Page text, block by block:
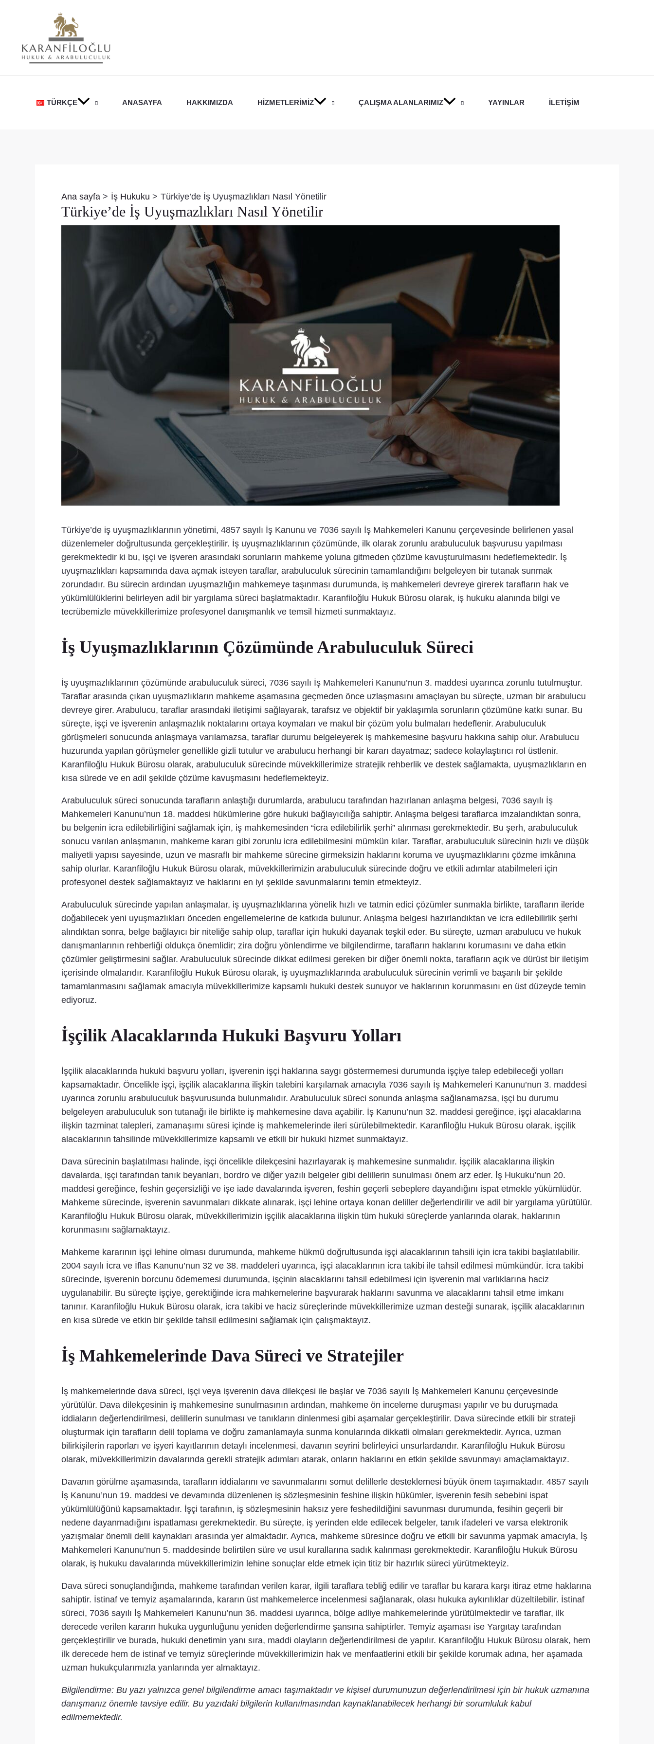
TÜRKÇE ANASAYFA HAKKIMIZDA HIZMETLERIMIZ ÇALIŞMA ALANLARIMIZ YAYINLAR İLETIŞIM
Ana sayfa İş Hukuku Türkiye’de İş Uyuşmazlıkları Nasıl Yönetilir
Türkiye’de İş Uyuşmazlıkları Nasıl Yönetilir
Türkiye’de iş uyuşmazlıklarının yönetimi, 4857 sayılı İş Kanunu ve 7036 sayılı İş Mahkemeleri Kanunu çerçevesinde belirlenen yasal
düzenlemeler doğrultusunda gerçekleştirilir. İş uyuşmazlıklarının çözümünde, ilk olarak zorunlu arabuluculuk başvurusu yapılması
gerekmektedir ki bu, işçi ve işveren arasındaki sorunların mahkeme yoluna gitmeden çözüme kavuşturulmasını hedeflemektedir. İş
uyuşmazlıkları kapsamında dava açmak isteyen taraflar, arabuluculuk sürecinin tamamlandığını belgeleyen bir tutanak sunmak
zorundadır. Bu sürecin ardından uyuşmazlığın mahkemeye taşınması durumunda, iş mahkemeleri devreye girerek tarafların hak ve
yükümlülüklerini belirleyen adil bir yargılama süreci başlatmaktadır. Karanfiloğlu Hukuk Bürosu olarak, iş hukuku alanında bilgi ve
tecrübemizle müvekkillerimize profesyonel danışmanlık ve temsil hizmeti sunmaktayız.
İş Uyuşmazlıklarının Çözümünde Arabuluculuk Süreci
İş uyuşmazlıklarının çözümünde arabuluculuk süreci, 7036 sayılı İş Mahkemeleri Kanunu’nun 3. maddesi uyarınca zorunlu tutulmuştur.
Taraflar arasında çıkan uyuşmazlıkların mahkeme aşamasına geçmeden önce uzlaşmasını amaçlayan bu süreçte, uzman bir arabulucu
devreye girer. Arabulucu, taraflar arasındaki iletişimi sağlayarak, tarafsız ve objektif bir yaklaşımla sorunların çözümüne katkı sunar. Bu
süreçte, işçi ve işverenin anlaşmazlık noktalarını ortaya koymaları ve makul bir çözüm yolu bulmaları hedeflenir. Arabuluculuk
görüşmeleri sonucunda anlaşmaya varılamazsa, taraflar durumu belgeleyerek iş mahkemesine başvuru hakkına sahip olur. Arabulucu
huzurunda yapılan görüşmeler genellikle gizli tutulur ve arabulucu herhangi bir kararı dayatmaz; sadece kolaylaştırıcı rol üstlenir.
Karanfiloğlu Hukuk Bürosu olarak, arabuluculuk sürecinde müvekkillerimize stratejik rehberlik ve destek sağlamakta, uyuşmazlıkların en
kısa sürede ve en adil şekilde çözüme kavuşmasını hedeflemekteyiz.
Arabuluculuk süreci sonucunda tarafların anlaştığı durumlarda, arabulucu tarafından hazırlanan anlaşma belgesi, 7036 sayılı İş
Mahkemeleri Kanunu’nun 18. maddesi hükümlerine göre hukuki bağlayıcılığa sahiptir. Anlaşma belgesi taraflarca imzalandıktan sonra,
bu belgenin icra edilebilirliğini sağlamak için, iş mahkemesinden “icra edilebilirlik şerhi” alınması gerekmektedir. Bu şerh, arabuluculuk
sonucu varılan anlaşmanın, mahkeme kararı gibi zorunlu icra edilebilmesini mümkün kılar. Taraflar, arabuluculuk sürecinin hızlı ve düşük
maliyetli yapısı sayesinde, uzun ve masraflı bir mahkeme sürecine girmeksizin haklarını koruma ve uyuşmazlıklarını çözme imkânına
sahip olurlar. Karanfiloğlu Hukuk Bürosu olarak, müvekkillerimizin arabuluculuk sürecinde doğru ve etkili adımlar atabilmeleri için
profesyonel destek sağlamaktayız ve haklarını en iyi şekilde savunmalarını temin etmekteyiz.
Arabuluculuk sürecinde yapılan anlaşmalar, iş uyuşmazlıklarına yönelik hızlı ve tatmin edici çözümler sunmakla birlikte, tarafların ileride
doğabilecek yeni uyuşmazlıkları önceden engellemelerine de katkıda bulunur. Anlaşma belgesi hazırlandıktan ve icra edilebilirlik şerhi
alındıktan sonra, belge bağlayıcı bir niteliğe sahip olup, taraflar için hukuki dayanak teşkil eder. Bu süreçte, uzman arabulucu ve hukuk
danışmanlarının rehberliği oldukça önemlidir; zira doğru yönlendirme ve bilgilendirme, tarafların haklarını korumasını ve daha etkin
çözümler geliştirmesini sağlar. Arabuluculuk sürecinde dikkat edilmesi gereken bir diğer önemli nokta, tarafların açık ve dürüst bir iletişim
içerisinde olmalarıdır. Karanfiloğlu Hukuk Bürosu olarak, iş uyuşmazlıklarında arabuluculuk sürecinin verimli ve başarılı bir şekilde
tamamlanmasını sağlamak amacıyla müvekkillerimize kapsamlı hukuki destek sunuyor ve haklarının korunmasını en üst düzeyde temin
ediyoruz.
İşçilik Alacaklarında Hukuki Başvuru Yolları
İşçilik alacaklarında hukuki başvuru yolları, işverenin işçi haklarına saygı göstermemesi durumunda işçiye talep edebileceği yolları
kapsamaktadır. Öncelikle işçi, işçilik alacaklarına ilişkin talebini karşılamak amacıyla 7036 sayılı İş Mahkemeleri Kanunu’nun 3. maddesi
uyarınca zorunlu arabuluculuk başvurusunda bulunmalıdır. Arabuluculuk süreci sonunda anlaşma sağlanamazsa, işçi bu durumu
belgeleyen arabuluculuk son tutanağı ile birlikte iş mahkemesine dava açabilir. İş Kanunu’nun 32. maddesi gereğince, işçi alacaklarına
ilişkin tazminat talepleri, zamanaşımı süresi içinde iş mahkemelerinde ileri sürülebilmektedir. Karanfiloğlu Hukuk Bürosu olarak, işçilik
alacaklarının tahsilinde müvekkillerimize kapsamlı ve etkili bir hukuki hizmet sunmaktayız.
Dava sürecinin başlatılması halinde, işçi öncelikle dilekçesini hazırlayarak iş mahkemesine sunmalıdır. İşçilik alacaklarına ilişkin
davalarda, işçi tarafından tanık beyanları, bordro ve diğer yazılı belgeler gibi delillerin sunulması önem arz eder. İş Hukuku’nun 20.
maddesi gereğince, feshin geçersizliği ve işe iade davalarında işveren, feshin geçerli sebeplere dayandığını ispat etmekle yükümlüdür.
Mahkeme sürecinde, işverenin savunmaları dikkate alınarak, işçi lehine ortaya konan deliller değerlendirilir ve adil bir yargılama yürütülür.
Karanfiloğlu Hukuk Bürosu olarak, müvekkillerimizin işçilik alacaklarına ilişkin tüm hukuki süreçlerde yanlarında olarak, haklarının
korunmasını sağlamaktayız.
Mahkeme kararının işçi lehine olması durumunda, mahkeme hükmü doğrultusunda işçi alacaklarının tahsili için icra takibi başlatılabilir.
2004 sayılı İcra ve İflas Kanunu’nun 32 ve 38. maddeleri uyarınca, işçi alacaklarının icra takibi ile tahsil edilmesi mümkündür. İcra takibi
sürecinde, işverenin borcunu ödememesi durumunda, işçinin alacaklarını tahsil edebilmesi için işverenin mal varlıklarına haciz
uygulanabilir. Bu süreçte işçiye, gerektiğinde icra mahkemelerine başvurarak haklarını savunma ve alacaklarını tahsil etme imkanı
tanınır. Karanfiloğlu Hukuk Bürosu olarak, icra takibi ve haciz süreçlerinde müvekkillerimize uzman desteği sunarak, işçilik alacaklarının
en kısa sürede ve etkin bir şekilde tahsil edilmesini sağlamak için çalışmaktayız.
İş Mahkemelerinde Dava Süreci ve Stratejiler
İş mahkemelerinde dava süreci, işçi veya işverenin dava dilekçesi ile başlar ve 7036 sayılı İş Mahkemeleri Kanunu çerçevesinde
yürütülür. Dava dilekçesinin iş mahkemesine sunulmasının ardından, mahkeme ön inceleme duruşması yapılır ve bu duruşmada
iddiaların değerlendirilmesi, delillerin sunulması ve tanıkların dinlenmesi gibi aşamalar gerçekleştirilir. Dava sürecinde etkili bir strateji
oluşturmak için tarafların delil toplama ve doğru zamanlamayla sunma konularında dikkatli olmaları gerekmektedir. Ayrıca, uzman
bilirkişilerin raporları ve işyeri kayıtlarının detaylı incelenmesi, davanın seyrini belirleyici unsurlardandır. Karanfiloğlu Hukuk Bürosu
olarak, müvekkillerimizin davalarında gerekli stratejik adımları atarak, onların haklarını en etkin şekilde savunmayı amaçlamaktayız.
Davanın görülme aşamasında, tarafların iddialarını ve savunmalarını somut delillerle desteklemesi büyük önem taşımaktadır. 4857 sayılı
İş Kanunu’nun 19. maddesi ve devamında düzenlenen iş sözleşmesinin feshine ilişkin hükümler, işverenin fesih sebebini ispat
yükümlülüğünü kapsamaktadır. İşçi tarafının, iş sözleşmesinin haksız yere feshedildiğini savunması durumunda, fesihin geçerli bir
nedene dayanmadığını ispatlaması gerekmektedir. Bu süreçte, iş yerinden elde edilecek belgeler, tanık ifadeleri ve varsa elektronik
yazışmalar önemli delil kaynakları arasında yer almaktadır. Ayrıca, mahkeme süresince doğru ve etkili bir savunma yapmak amacıyla, İş
Mahkemeleri Kanunu’nun 5. maddesinde belirtilen süre ve usul kurallarına sadık kalınması gerekmektedir. Karanfiloğlu Hukuk Bürosu
olarak, iş hukuku davalarında müvekkillerimizin lehine sonuçlar elde etmek için titiz bir hazırlık süreci yürütmekteyiz.
Dava süreci sonuçlandığında, mahkeme tarafından verilen karar, ilgili taraflara tebliğ edilir ve taraflar bu karara karşı itiraz etme haklarına
sahiptir. İstinaf ve temyiz aşamalarında, kararın üst mahkemelerce incelenmesi sağlanarak, olası hukuka aykırılıklar düzeltilebilir. İstinaf
süreci, 7036 sayılı İş Mahkemeleri Kanunu’nun 36. maddesi uyarınca, bölge adliye mahkemelerinde yürütülmektedir ve taraflar, ilk
derecede verilen kararın hukuka uygunluğunu yeniden değerlendirme şansına sahiptirler. Temyiz aşaması ise Yargıtay tarafından
gerçekleştirilir ve burada, hukuki denetimin yanı sıra, maddi olayların değerlendirilmesi de yapılır. Karanfiloğlu Hukuk Bürosu olarak, hem
ilk derecede hem de istinaf ve temyiz süreçlerinde müvekkillerimizin hak ve menfaatlerini etkili bir şekilde korumak adına, her aşamada
uzman hukukçularımızla yanlarında yer almaktayız.
Bilgilendirme: Bu yazı yalnızca genel bilgilendirme amacı taşımaktadır ve kişisel durumunuzun değerlendirilmesi için bir hukuk uzmanına
danışmanız önemle tavsiye edilir. Bu yazıdaki bilgilerin kullanılmasından kaynaklanabilecek herhangi bir sorumluluk kabul
edilmemektedir.